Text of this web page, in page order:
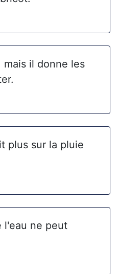
mais il donne les
plus sur la pluie
l'eau ne peut